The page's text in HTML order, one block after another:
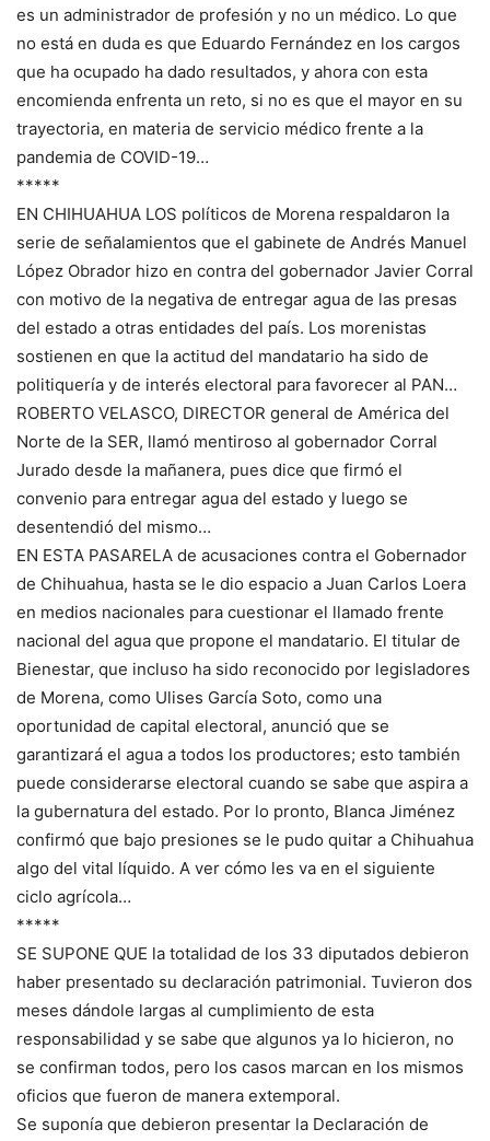
es un administrador de profesión y no un médico. Lo que
no está en duda es que Eduardo Fernández en los cargos
que ha ocupado ha dado resultados, y ahora con esta
encomienda enfrenta un reto, si no es que el mayor en su
trayectoria, en materia de servicio médico frente a la
pandemia de COVID-19…
*****
EN CHIHUAHUA LOS políticos de Morena respaldaron la
serie de señalamientos que el gabinete de Andrés Manuel
López Obrador hizo en contra del gobernador Javier Corral
con motivo de la negativa de entregar agua de las presas
del estado a otras entidades del país. Los morenistas
sostienen en que la actitud del mandatario ha sido de
politiquería y de interés electoral para favorecer al PAN…
ROBERTO VELASCO, DIRECTOR general de América del
Norte de la SER, llamó mentiroso al gobernador Corral
Jurado desde la mañanera, pues dice que firmó el
convenio para entregar agua del estado y luego se
desentendió del mismo…
EN ESTA PASARELA de acusaciones contra el Gobernador
de Chihuahua, hasta se le dio espacio a Juan Carlos Loera
en medios nacionales para cuestionar el llamado frente
nacional del agua que propone el mandatario. El titular de
Bienestar, que incluso ha sido reconocido por legisladores
de Morena, como Ulises García Soto, como una
oportunidad de capital electoral, anunció que se
garantizará el agua a todos los productores; esto también
puede considerarse electoral cuando se sabe que aspira a
la gubernatura del estado. Por lo pronto, Blanca Jiménez
confirmó que bajo presiones se le pudo quitar a Chihuahua
algo del vital líquido. A ver cómo les va en el siguiente
ciclo agrícola…
*****
SE SUPONE QUE la totalidad de los 33 diputados debieron
haber presentado su declaración patrimonial. Tuvieron dos
meses dándole largas al cumplimiento de esta
responsabilidad y se sabe que algunos ya lo hicieron, no
se confirman todos, pero los casos marcan en los mismos
oficios que fueron de manera extemporal.
Se suponía que debieron presentar la Declaración de